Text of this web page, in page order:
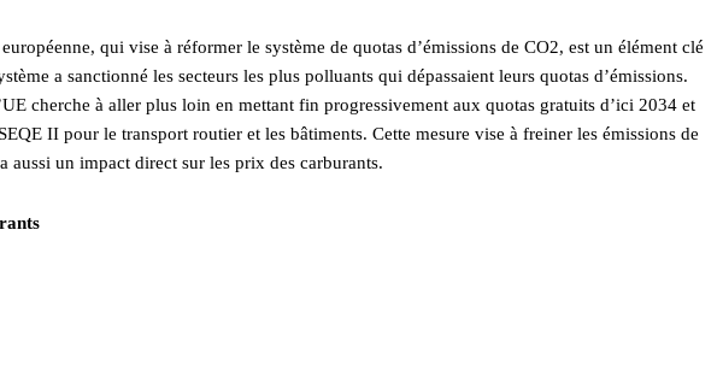
qui vise à réformer le système de quotas d’émissions de CO2, est un élément clé
a sanctionné les secteurs les plus polluants qui dépassaient leurs quotas d’émissions.
cherche à aller plus loin en mettant fin progressivement aux quotas gratuits d’ici 2034 et
II pour le transport routier et les bâtiments. Cette mesure vise à freiner les émissions de
aussi un impact direct sur les prix des carburants.